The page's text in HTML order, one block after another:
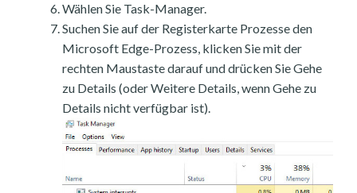
Wählen Sie Task-Manager.
Suchen Sie auf der Registerkarte Prozesse den
Microsoft Edge-Prozess, klicken Sie mit der
rechten Maustaste darauf und drücken Sie Gehe
zu Details (oder Weitere Details, wenn Gehe zu
Details nicht verfügbar ist).